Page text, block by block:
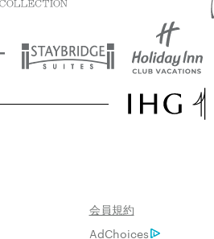
会員規約
AdChoices